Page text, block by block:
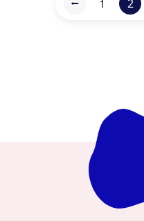
⭠ 1 2